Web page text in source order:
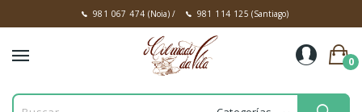
981 067 474 (Noia)/ 981 114 125 (Santiago)
0